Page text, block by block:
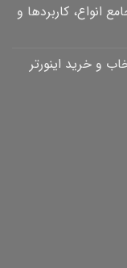
انواع، کاربردها و
و خرید اینورتر